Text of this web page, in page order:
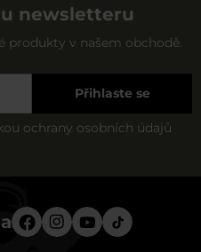
newsletteru
produkty v našem obchodě.
Přihlaste se
ochrany osobních údajů